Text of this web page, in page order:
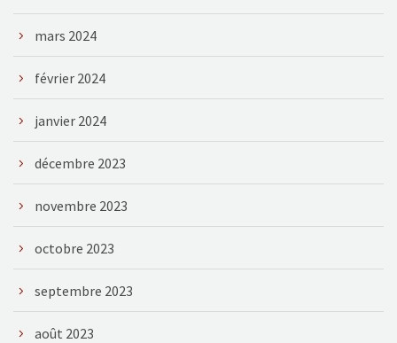
mars 2024
février 2024
janvier 2024
décembre 2023
novembre 2023
octobre 2023
septembre 2023
août 2023